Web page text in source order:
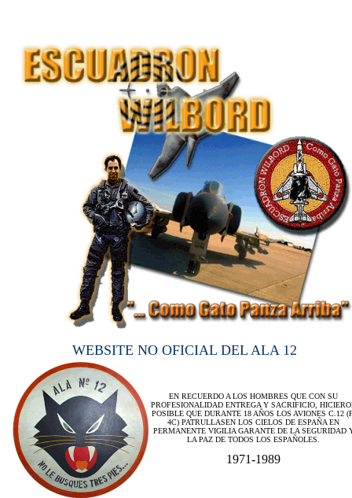
WEBSITE NO OFICIAL DEL ALA 12
EN RECUERDO A LOS HOMBRES QUE CON SU
PROFESIONALIDAD ENTREGA Y SACRIFICIO,
POSIBLE QUE DURANTE 18 AÑOS LOS AVIONES C.12
4C) PATRULLASEN LOS CIELOS DE ESPAÑA EN
PERMANENTE VIGILIA GARANTE DE LA SEGURIDAD
LA PAZ DE TODOS LOS ESPAÑOLES.
1971-1989